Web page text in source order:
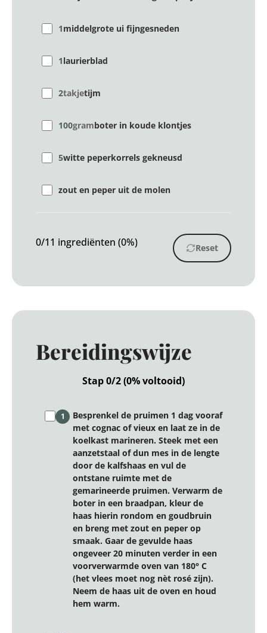
1middelgrote ui fijngesneden
1laurierblad
2takjetijm
100gramboter in koude klontjes
5witte peperkorrels gekneusd
zout en peper uit de molen
0/11 ingrediënten (0%) Reset
Bereidingswijze
Stap 0/2 (0% voltooid)
1
Besprenkel de pruimen 1 dag vooraf
met cognac of vieux en laat ze in de
koelkast marineren. Steek met een
aanzetstaal of dun mes in de lengte
door de kalfshaas en vul de
ontstane ruimte met de
gemarineerde pruimen. Verwarm de
boter in een braadpan, kleur de
haas hierin rondom en goudbruin
en breng met zout en peper op
smaak. Gaar de gevulde haas
ongeveer 20 minuten verder in een
voorverwarmde oven van 180° C
(het vlees moet nog nèt rosé zijn).
Neem de haas uit de oven en houd
hem warm.